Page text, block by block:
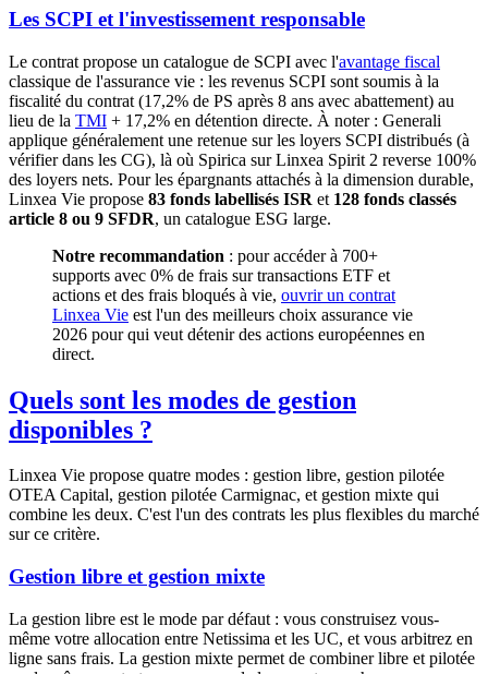
Les SCPI et l'investissement responsable
Le contrat propose un catalogue de SCPI avec l'avantage fiscal
classique de l'assurance vie : les revenus SCPI sont soumis à la
fiscalité du contrat (17,2% de PS après 8 ans avec abattement) au
lieu de la TMI + 17,2% en détention directe. À noter : Generali
applique généralement une retenue sur les loyers SCPI distribués (à
vérifier dans les CG), là où Spirica sur Linxea Spirit 2 reverse 100%
des loyers nets. Pour les épargnants attachés à la dimension durable,
Linxea Vie propose 83 fonds labellisés ISR et 128 fonds classés
article 8 ou 9 SFDR, un catalogue ESG large.
Notre recommandation : pour accéder à 700+
supports avec 0% de frais sur transactions ETF et
actions et des frais bloqués à vie, ouvrir un contrat
Linxea Vie est l'un des meilleurs choix assurance vie
2026 pour qui veut détenir des actions européennes en
direct.
Quels sont les modes de gestion
disponibles ?
Linxea Vie propose quatre modes : gestion libre, gestion pilotée
OTEA Capital, gestion pilotée Carmignac, et gestion mixte qui
combine les deux. C'est l'un des contrats les plus flexibles du marché
sur ce critère.
Gestion libre et gestion mixte
La gestion libre est le mode par défaut : vous construisez vous-
même votre allocation entre Netissima et les UC, et vous arbitrez en
ligne sans frais. La gestion mixte permet de combiner libre et pilotée